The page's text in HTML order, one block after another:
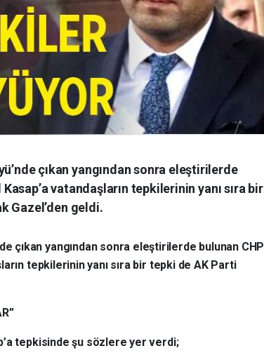
çıkan yangından sonra eleştirilerde
vatandaşların tepkilerinin yanı sıra bir
Gazel’den geldi.
çıkan yangından sonra eleştirilerde bulunan CHP
tepkilerinin yanı sıra bir tepki de AK Parti
tepkisinde şu sözlere yer verdi;